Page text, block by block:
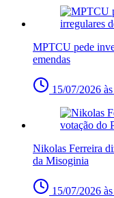
MPTCU pede
emendas
15/07/2026
Nikolas Ferreira
da Misoginia
15/07/2026